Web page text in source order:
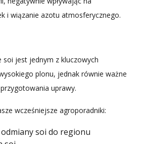
i wiązanie azotu atmosferycznego.
soi jest jednym z kluczowych
plonu, jednak równie ważne
uprawy.
wcześniejsze agroporadniki:
soi do regionu